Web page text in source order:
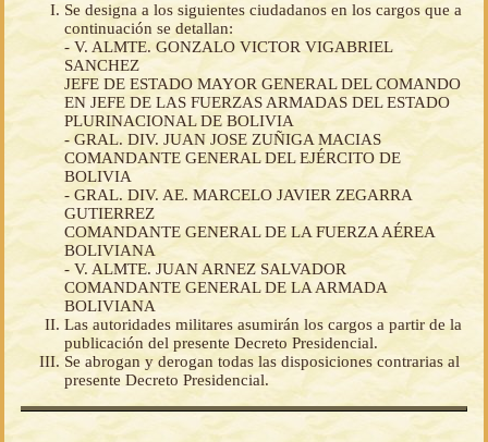
Se designa a los siguientes ciudadanos en los cargos que a
continuación se detallan:
- V. ALMTE. GONZALO VICTOR VIGABRIEL
SANCHEZ
JEFE DE ESTADO MAYOR GENERAL DEL COMANDO
EN JEFE DE LAS FUERZAS ARMADAS DEL ESTADO
PLURINACIONAL DE BOLIVIA
- GRAL. DIV. JUAN JOSE ZUÑIGA MACIAS
COMANDANTE GENERAL DEL EJÉRCITO DE
BOLIVIA
- GRAL. DIV. AE. MARCELO JAVIER ZEGARRA
GUTIERREZ
COMANDANTE GENERAL DE LA FUERZA AÉREA
BOLIVIANA
- V. ALMTE. JUAN ARNEZ SALVADOR
COMANDANTE GENERAL DE LA ARMADA
BOLIVIANA
Las autoridades militares asumirán los cargos a partir de la
publicación del presente Decreto Presidencial.
Se abrogan y derogan todas las disposiciones contrarias al
presente Decreto Presidencial.